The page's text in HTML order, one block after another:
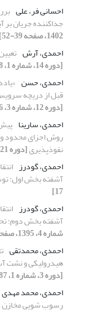
احسانی فر، علی
جداکننده جریان بر
1402، صفحه 39-52]
احمدی، آرش
[دوره 14، شماره 1، 1398، صفحه 65-77]
احمدی، حسن
قبل از دریچه
[دوره 12، شماره 3، 1396، صفحه 61-68]
احمدی، سارینا
روش اجزای محدود
نفوذپذیری[دوره 21، شماره 3، 1405]
احمدی، گودرز
آشفته بخش اول:
17]
احمدی، گودرز
آشفته بخش دوم:
شماره 4، 1395، صفحه 19-28]
احمدی، محمدتقی
هیدرولیکی و نشت
[دوره 3، شماره 1، 1387، صفحه 33-44]
احمدی، محمد مهدی
رسوب شویی مخازن